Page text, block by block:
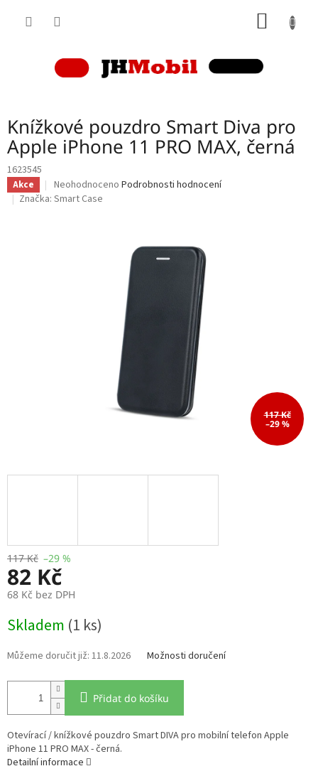
Knížkové pouzdro Smart Diva pro
Apple iPhone 11 PRO MAX, černá
1623545
Akce
Průměrné
hodnocení
Neohodnoceno Podrobnosti hodnocení
Značka: Smart Case
117 Kč
–29 %
117 Kč –29 %
82 Kč
68 Kč bez DPH
cena:
Skladem (1 ks)
11.8.2026 Možnosti doručení
Přidat do košíku
Otevírací / knížkové pouzdro Smart DIVA pro mobilní telefon Apple
iPhone 11 PRO MAX - černá.
Detailní informace